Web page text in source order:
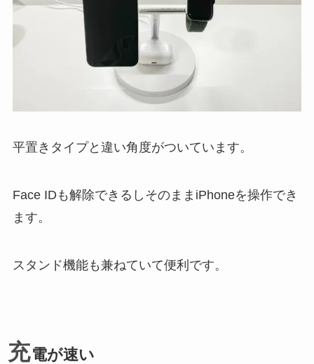
平置きタイプと違い角度がついています。
Face IDも解除できるしそのままiPhoneを操作でき
ます。
スタンド機能も兼ねていて便利です。
充電が速い